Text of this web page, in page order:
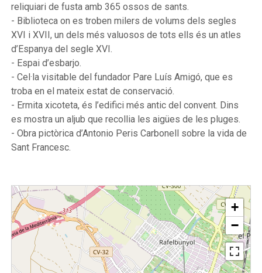
reliquiari de fusta amb 365 ossos de sants.
- Biblioteca on es troben milers de volums dels segles
XVI i XVII, un dels més valuosos de tots ells és un atles
d’Espanya del segle XVI.
- Espai d’esbarjo.
- Cel·la visitable del fundador Pare Luís Amigó, que es
troba en el mateix estat de conservació.
- Ermita xicoteta, és l’edifici més antic del convent. Dins
es mostra un aljub que recollia les aigües de les pluges.
- Obra pictòrica d’Antonio Peris Carbonell sobre la vida de
Sant Francesc.
+
−